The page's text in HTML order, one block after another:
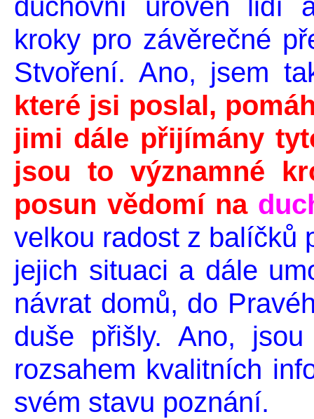
kroky pro závěrečné
Stvoření. Ano, jsem
které jsi poslal,
jimi dále přijímány
jsou to významné
posun vědomí na
velkou radost z balíčků
jejich situaci a dále
návrat domů, do
duše přišly. Ano,
rozsahem kvalitních
svém stavu poznání.